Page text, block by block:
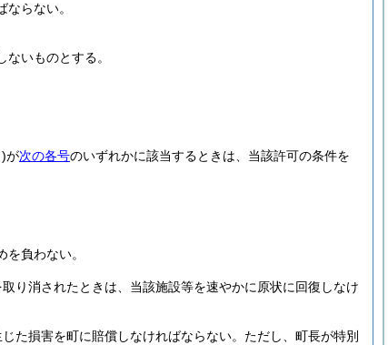
らない。
いものとする。
が次の各号のいずれかに該当するときは、当該許可の条件を
負わない。
り消されたときは、当該施設等を速やかに原状に回復しなけ
た損害を町に賠償しなければならない。 ただし、町長が特別